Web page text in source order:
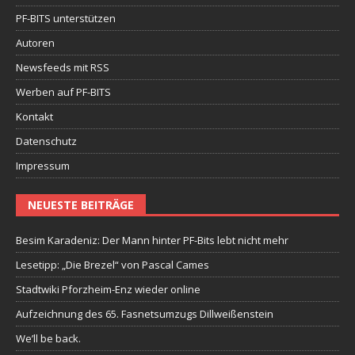
PF-BITS unterstützen
Autoren
Newsfeeds mit RSS
Werben auf PF-BITS
Kontakt
Datenschutz
Impressum
NEUESTE BEITRÄGE
Besim Karadeniz: Der Mann hinter PF-Bits lebt nicht mehr
Lesetipp: „Die Brezel“ von Pascal Cames
Stadtwiki Pforzheim-Enz wieder online
Aufzeichnung des 65. Fasnetsumzugs Dillweißenstein
We’ll be back.